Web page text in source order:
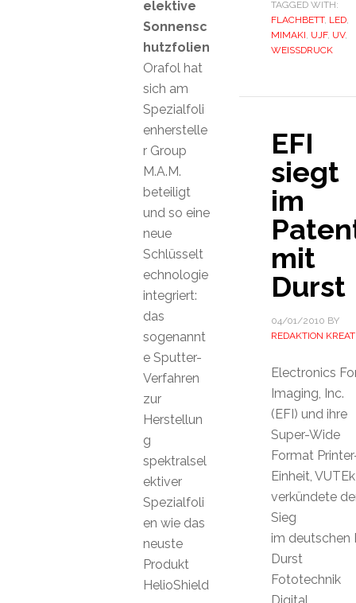
TAGGED WITH:
FLACHBETT, LED,
MIMAKI, UJF, UV,
WEISSDRUCK
EFI
siegt
im
mit
Durst
04/01/2010 BY
REDAKTION
Electronics
Imaging, Inc.
(EFI) und ihre
Super-Wide
Format
Einheit, VUTEk
verkündete
Sieg
im deutschen
Durst
Fototechnik
elektive
Sonnensc
hutzfolien
Orafol hat
sich am
Spezialfoli
enherstelle
r Group
M.A.M.
beteiligt
und so eine
neue
Schlüsselt
echnologie
integriert:
das
sogenannt
e Sputter-
Verfahren
zur
Herstellun
g
spektralsel
ektiver
Spezialfoli
en wie das
neuste
Produkt
HelioShield